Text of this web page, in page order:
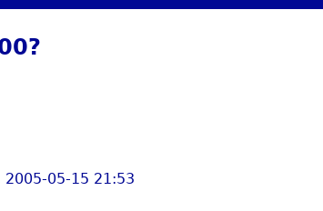
2005-05-15 21:53